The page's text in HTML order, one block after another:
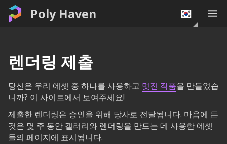
Poly Haven
렌더링 제출
당신은 우리 에셋 중 하나를 사용하고 멋진 작품을 만들었습
니까? 이 사이트에서 보여주세요!
제출한 렌더링은 승인을 위해 당사로 전달됩니다. 마음에 든
것은 몇 주 동안 갤러리와 렌더링을 만드는 데 사용한 에셋
들의 페이지에 표시됩니다.